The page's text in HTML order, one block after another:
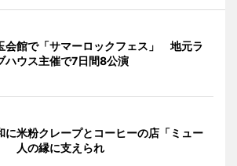
会館で「サマーロックフェス」 地元ラ
ハウス主催で7日間8公演
に米粉クレープとコーヒーの店「ミュー
人の縁に支えられ